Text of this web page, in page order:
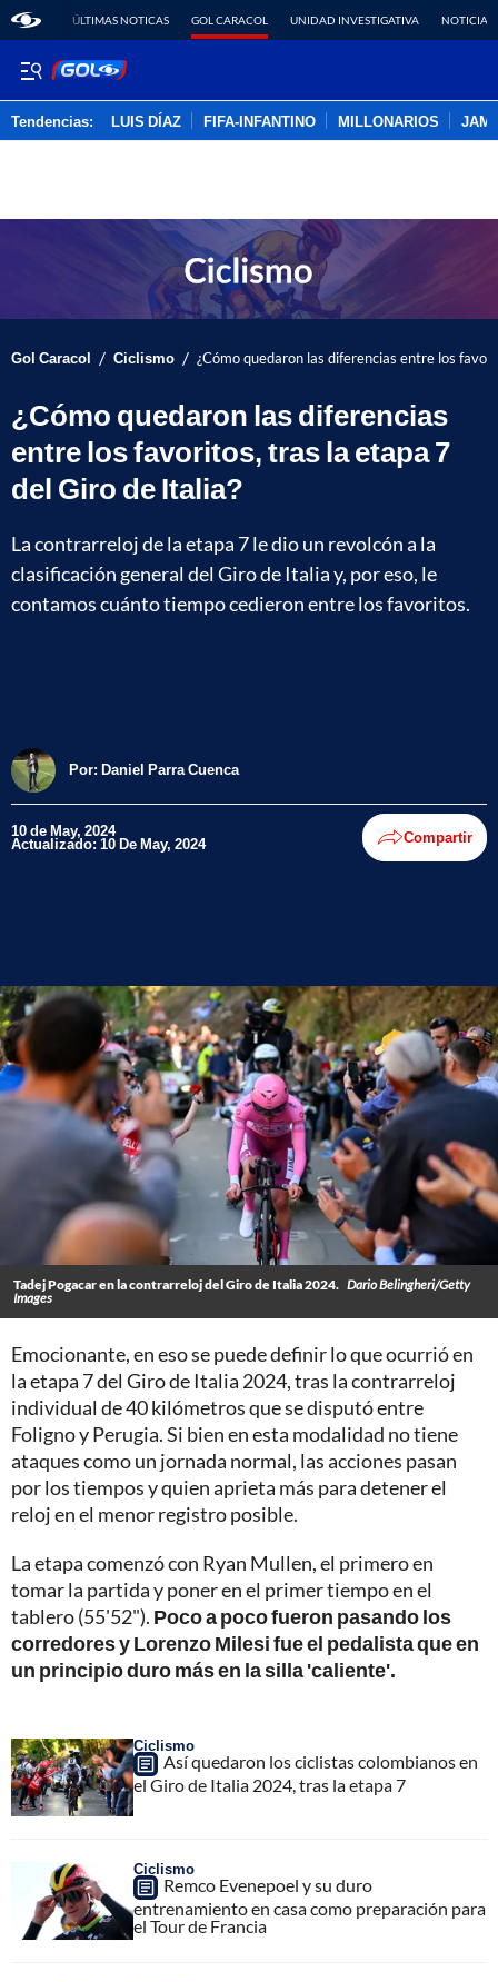
ÚLTIMAS NOTICAS GOL CARACOL UNIDAD INVESTIGATIVA NOTICIAS
Tendencias: LUIS DÍAZ FIFA-INFANTINO MILLONARIOS
Gol Caracol / Ciclismo / ¿Cómo quedaron las diferencias entre los
¿Cómo quedaron las diferencias
entre los favoritos, tras la etapa 7
del Giro de Italia?
La contrarreloj de la etapa 7 le dio un revolcón a la
clasificación general del Giro de Italia y, por eso, le
contamos cuánto tiempo cedieron entre los favoritos.
Por: Daniel Parra Cuenca
10 de May, 2024
Actualizado: 10 De May, 2024 Compartir
Tadej Pogacar en la contrarreloj del Giro de Italia 2024. Dario Belingheri/Getty
Images
Emocionante, en eso se puede definir lo que ocurrió en
la etapa 7 del Giro de Italia 2024, tras la contrarreloj
individual de 40 kilómetros que se disputó entre
Foligno y Perugia. Si bien en esta modalidad no tiene
ataques como un jornada normal, las acciones pasan
por los tiempos y quien aprieta más para detener el
reloj en el menor registro posible.
La etapa comenzó con Ryan Mullen, el primero en
tomar la partida y poner en el primer tiempo en el
tablero (55'52"). Poco a poco fueron pasando los
corredores y Lorenzo Milesi fue el pedalista que en
un principio duro más en la silla 'caliente'.
Ciclismo
Así quedaron los ciclistas colombianos en
el Giro de Italia 2024, tras la etapa 7
Ciclismo
Remco Evenepoel y su duro
entrenamiento en casa como preparación para
el Tour de Francia